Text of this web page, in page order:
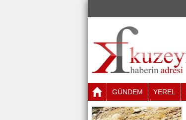
GÜNDEM YEREL